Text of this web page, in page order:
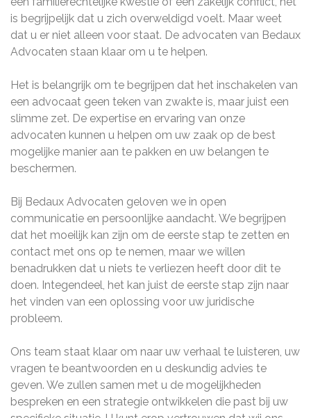
is begrijpelijk dat u zich overweldigd voelt. Maar weet
dat u er niet alleen voor staat. De advocaten van Bedaux
Advocaten staan klaar om u te helpen.
Het is belangrijk om te begrijpen dat het inschakelen van
een advocaat geen teken van zwakte is, maar juist een
slimme zet. De expertise en ervaring van onze
advocaten kunnen u helpen om uw zaak op de best
mogelijke manier aan te pakken en uw belangen te
beschermen.
Bij Bedaux Advocaten geloven we in open
communicatie en persoonlijke aandacht. We begrijpen
dat het moeilijk kan zijn om de eerste stap te zetten en
contact met ons op te nemen, maar we willen
benadrukken dat u niets te verliezen heeft door dit te
doen. Integendeel, het kan juist de eerste stap zijn naar
het vinden van een oplossing voor uw juridische
probleem.
Ons team staat klaar om naar uw verhaal te luisteren, uw
vragen te beantwoorden en u deskundig advies te
geven. We zullen samen met u de mogelijkheden
bespreken en een strategie ontwikkelen die past bij uw